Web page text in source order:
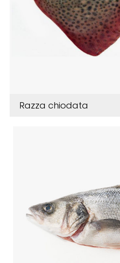
Razza chiodata